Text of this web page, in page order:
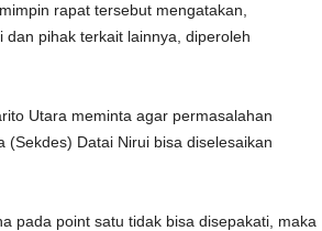
rapat tersebut mengatakan,
pihak terkait lainnya, diperoleh
Utara meminta agar permasalahan
Datai Nirui bisa diselesaikan
pada point satu tidak bisa disepakati, maka